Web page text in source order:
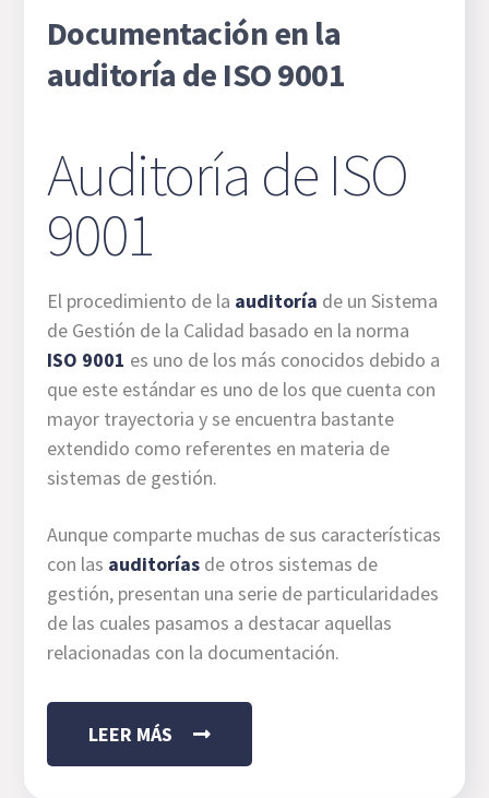
Documentación en la
auditoría de ISO 9001
Auditoría de ISO
9001
El procedimiento de la auditoría de un Sistema
de Gestión de la Calidad basado en la norma
ISO 9001 es uno de los más conocidos debido a
que este estándar es uno de los que cuenta con
mayor trayectoria y se encuentra bastante
extendido como referentes en materia de
sistemas de gestión.
Aunque comparte muchas de sus características
con las auditoríasde otros sistemas de
gestión, presentan una serie de particularidades
de las cuales pasamos a destacar aquellas
relacionadas con la documentación.
LEER MÁS